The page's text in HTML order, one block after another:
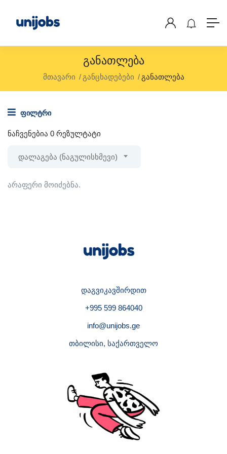
Განათლება
მთავარი განცხადებები განათლება
ფილტრი
ნაჩვენებია 0 რეზულტატი
დალაგება (ნაგულისხმევი)
არაფერი მოიძებნა.
დაგვიკავშირდით
+995 599 864040
info@unijobs.ge
თბილისი, საქართველო